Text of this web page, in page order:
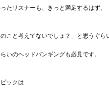
たリスナーも、きっと満足するはず。
こと考えてないでしょ？」と思うぐら
いのヘッドバンギングも必見です。
ピックは…